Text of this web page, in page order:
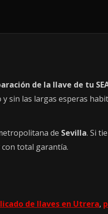
de la llave de tu
sin las largas esperas
de Sevilla. Si
total garantía.
de llaves en Utrera,